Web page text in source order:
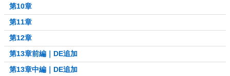
第10章
第11章
第12章
第13章前編｜DE追加
第13章中編｜DE追加